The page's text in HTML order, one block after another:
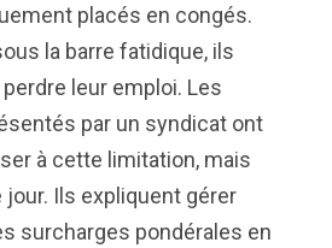
placés en congés.
la barre fatidique, ils
leur emploi. Les
par un syndicat ont
à cette limitation, mais
Ils expliquent gérer
surcharges pondérales en